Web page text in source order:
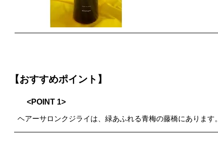
【おすすめポイント】
<POINT 1>
ヘアーサロンクジライは、緑あふれる青梅の藤橋にあります